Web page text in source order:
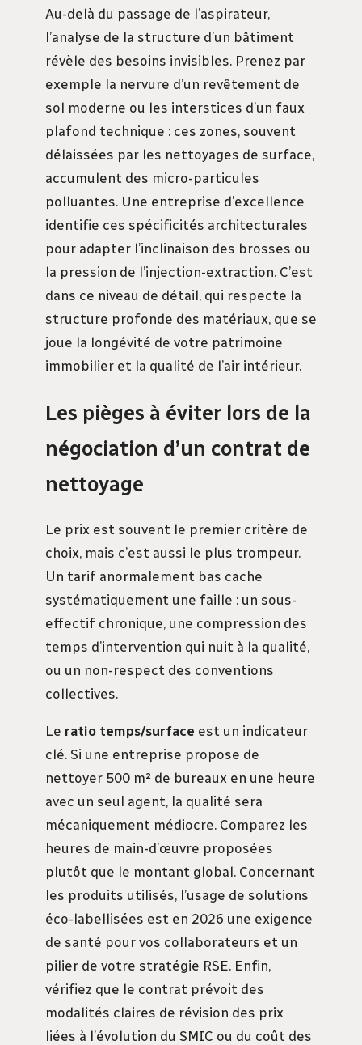
Au-delà du passage de l’aspirateur,
l’analyse de la structure d’un bâtiment
révèle des besoins invisibles. Prenez par
exemple la nervure d’un revêtement de
sol moderne ou les interstices d’un faux
plafond technique : ces zones, souvent
délaissées par les nettoyages de surface,
accumulent des micro-particules
polluantes. Une entreprise d’excellence
identifie ces spécificités architecturales
pour adapter l’inclinaison des brosses ou
la pression de l’injection-extraction. C’est
dans ce niveau de détail, qui respecte la
structure profonde des matériaux, que se
joue la longévité de votre patrimoine
immobilier et la qualité de l’air intérieur.
Les pièges à éviter lors de la
négociation d’un contrat de
nettoyage
Le prix est souvent le premier critère de
choix, mais c’est aussi le plus trompeur.
Un tarif anormalement bas cache
systématiquement une faille : un sous-
effectif chronique, une compression des
temps d’intervention qui nuit à la qualité,
ou un non-respect des conventions
collectives.
Le ratio temps/surface est un indicateur
clé. Si une entreprise propose de
nettoyer 500 m² de bureaux en une heure
avec un seul agent, la qualité sera
mécaniquement médiocre. Comparez les
heures de main-d’œuvre proposées
plutôt que le montant global. Concernant
les produits utilisés, l’usage de solutions
éco-labellisées est en 2026 une exigence
de santé pour vos collaborateurs et un
pilier de votre stratégie RSE. Enfin,
vérifiez que le contrat prévoit des
modalités claires de révision des prix
liées à l’évolution du SMIC ou du coût des